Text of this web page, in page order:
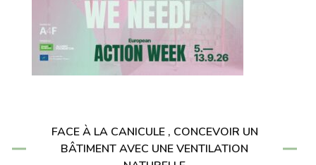
FACE À LA CANICULE , CONCEVOIR UN
BÂTIMENT AVEC UNE VENTILATION